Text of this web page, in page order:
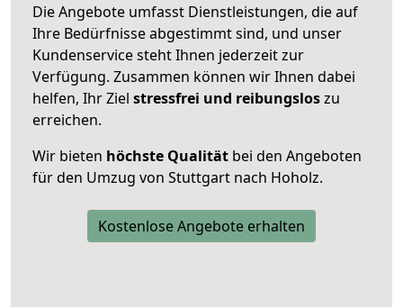
Die Angebote umfasst Dienstleistungen, die auf
Ihre Bedürfnisse abgestimmt sind, und unser
Kundenservice steht Ihnen jederzeit zur
Verfügung. Zusammen können wir Ihnen dabei
helfen, Ihr Ziel stressfrei und reibungsloszu
erreichen.
Wir bieten höchste Qualität bei den Angeboten
für den Umzug von Stuttgart nach Hoholz.
Kostenlose Angebote erhalten